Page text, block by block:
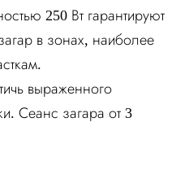
250 Вт гарантируют
в зонах, наиболее
выраженного
Сеанс загара от 3